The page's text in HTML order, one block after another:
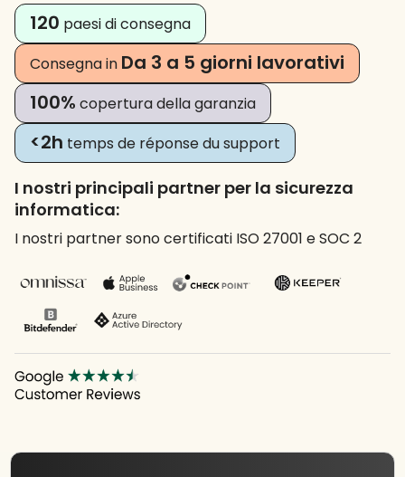
120 paesi di consegna
Consegna in Da 3 a 5 giorni lavorativi
100% copertura della garanzia
<2h temps de réponse du support
I nostri principali partner per la sicurezza
informatica:
I nostri partner sono certificati ISO 27001 e SOC 2